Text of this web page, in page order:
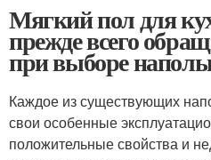
Мягкий пол для
прежде всего
при выборе
Каждое из существующих
свои особенные
положительные свойства и